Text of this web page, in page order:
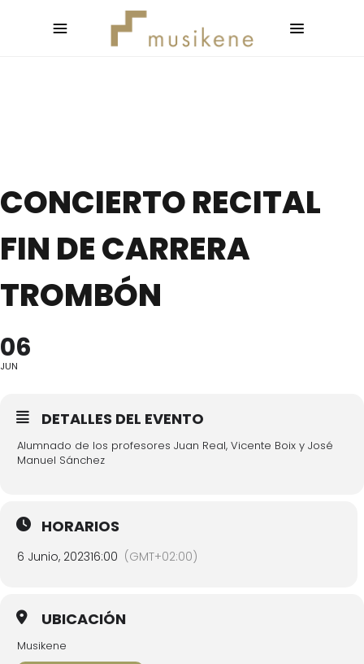
CONCIERTO RECITAL
FIN DE CARRERA
TROMBÓN
06
JUN
DETALLES DEL EVENTO
Alumnado de los profesores Juan Real, Vicente Boix y José
Manuel Sánchez
HORARIOS
6 Junio, 202316:00 (GMT+02:00)
UBICACIÓN
Musikene